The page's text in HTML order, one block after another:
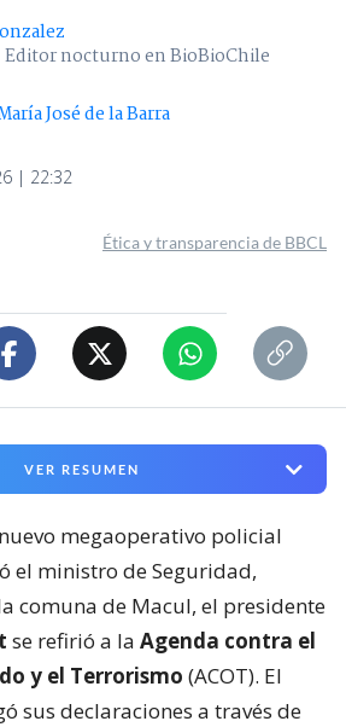
Editor nocturno en BioBioChile
José de la Barra
| 22:32
Ética y transparencia de BBCL
VER RESUMEN
megaoperativo policial
el ministro de Seguridad,
comuna de Macul, el presidente
se refirió a la Agenda contra el
y el Terrorismo (ACOT). El
sus declaraciones a través de